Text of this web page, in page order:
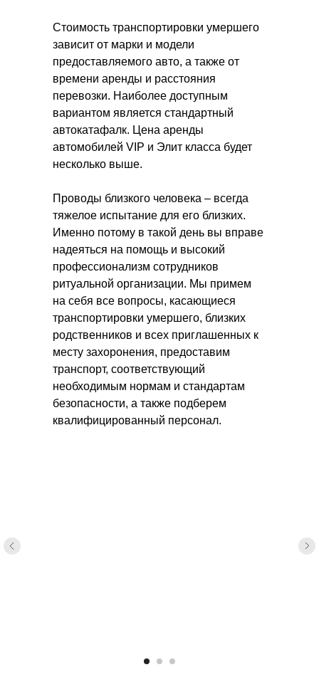
Стоимость транспортировки умершего
зависит от марки и модели
предоставляемого авто, а также от
времени аренды и расстояния
перевозки. Наиболее доступным
вариантом является стандартный
автокатафалк. Цена аренды
автомобилей VIP и Элит класса будет
несколько выше.
Проводы близкого человека – всегда
тяжелое испытание для его близких.
Именно потому в такой день вы вправе
надеяться на помощь и высокий
профессионализм сотрудников
ритуальной организации. Мы примем
на себя все вопросы, касающиеся
транспортировки умершего, близких
родственников и всех приглашенных к
месту захоронения, предоставим
транспорт, соответствующий
необходимым нормам и стандартам
безопасности, а также подберем
квалифицированный персонал.